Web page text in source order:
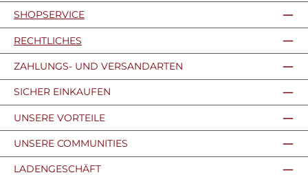
SHOPSERVICE
RECHTLICHES
ZAHLUNGS- UND VERSANDARTEN
SICHER EINKAUFEN
UNSERE VORTEILE
UNSERE COMMUNITIES
LADENGESCHÄFT